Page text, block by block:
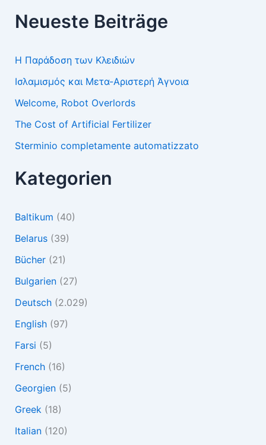
Neueste Beiträge
Η Παράδοση των Κλειδιών
Ισλαμισμός και Μετα-Αριστερή Άγνοια
Welcome, Robot Overlords
The Cost of Artificial Fertilizer
Sterminio completamente automatizzato
Kategorien
Baltikum (40)
Belarus(39)
Bücher(21)
Bulgarien(27)
Deutsch(2.029)
English(97)
Farsi (5)
French(16)
Georgien(5)
Greek (18)
Italian(120)